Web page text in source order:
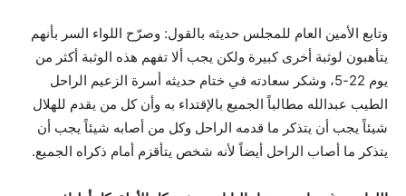
وتابع الأمين العام للمجلس حديثه بالقول: وصرّح اللواء السر بأنهم
يتأهبون لوثبة أخرى كبيرة ولكن يجب ألا تفهم هذه الوثبة أكثر من
يوم 22-5، وشكر سعادته في ختام حديثه أسرة الزعيم الراحل
الطيب عبدالله مطالباً الجميع بالإقتداء به وأن كل من يقدم للهلال
شيئاً يجب أن يتذكر ما قدمه الراحل وكل من أصابه شيئاً يجب أن
يتذكر ما أصاب الراحل أيضاً لأنه شخص يتأقزم أمام ذكراه الجميع.